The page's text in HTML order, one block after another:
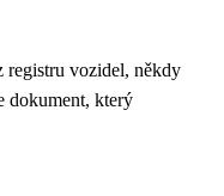
registru vozidel, někdy
dokument, který